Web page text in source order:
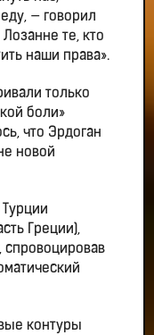
— говорил
те, кто
наши права».
только
боли»
что Эрдоган
новой
Греции),
спровоцировав
контуры